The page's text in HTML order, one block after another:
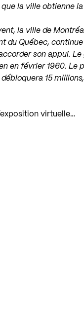
la ville obtienne la
la ville de
du Québec, continue
son appui.
en février 1960. Le
15
virtuelle…